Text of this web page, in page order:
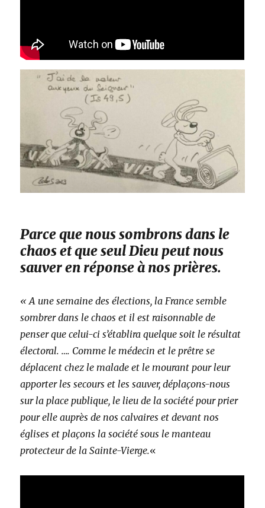
Parce que nous sombrons dans le
chaos et que seul Dieu peut nous
sauver en réponse à nos prières.
« A une semaine des élections, la France semble
sombrer dans le chaos et il est raisonnable de
penser que celui-ci s’établira quelque soit le résultat
électoral. …. Comme le médecin et le prêtre se
déplacent chez le malade et le mourant pour leur
apporter les secours et les sauver, déplaçons-nous
sur la place publique, le lieu de la société pour prier
pour elle auprès de nos calvaires et devant nos
églises et plaçons la société sous le manteau
protecteur de la Sainte-Vierge.«